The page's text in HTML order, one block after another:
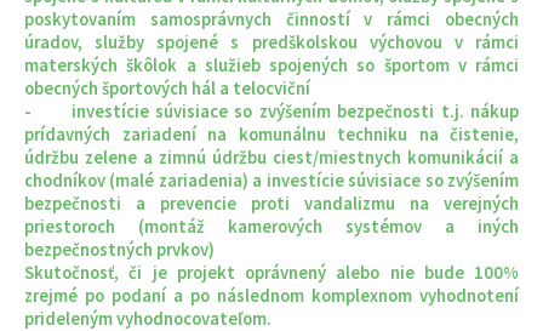
poskytovaním samosprávnych činností v rámci obecných
úradov, služby spojené s predškolskou výchovou v rámci
materských škôlok a služieb spojených so športom v rámci
obecných športových hál a telocviční
- investície súvisiace so zvýšením bezpečnosti t.j. nákup
prídavných zariadení na komunálnu techniku na čistenie,
údržbu zelene a zimnú údržbu ciest/miestnych komunikácií a
chodníkov (malé zariadenia) a investície súvisiace so zvýšením
bezpečnosti a prevencie proti vandalizmu na verejných
priestoroch (montáž kamerových systémov a iných
bezpečnostných prvkov)
Skutočnosť, či je projekt oprávnený alebo nie bude 100%
zrejmé po podaní a po následnom komplexnom vyhodnotení
prideleným vyhodnocovateľom.